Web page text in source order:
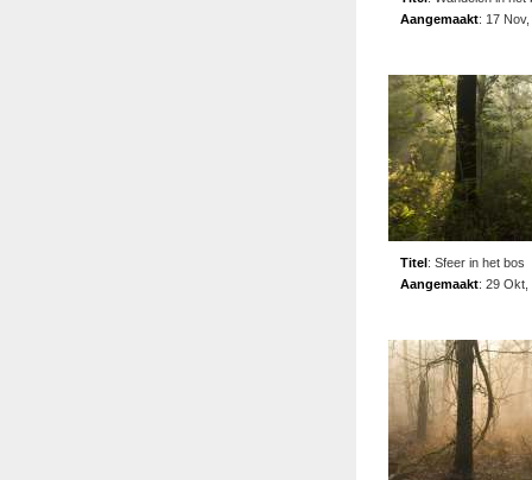
Aangemaakt: 17
Titel: Sfeer in het bos
Aangemaakt: 29 Okt,